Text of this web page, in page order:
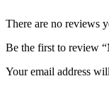
There are no reviews
Be the first to review
Your email address